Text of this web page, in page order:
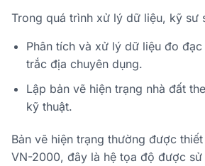
Trong quá trình xử lý dữ liệu, kỹ sư
Phân tích và xử lý dữ liệu đo
trắc địa chuyên dụng.
Lập bản vẽ hiện trạng nhà đất
kỹ thuật.
Bản vẽ hiện trạng thường được
VN-2000, đây là hệ tọa độ được